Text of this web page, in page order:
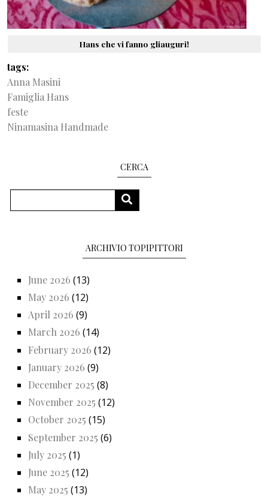
Hans che vi fanno gliauguri!
tags
Anna Masini
Famiglia Hans
feste
Ninamasina Handmade
CERCA
SEARCH
ARCHIVIO TOPIPITTORI
June 2026 (13)
May 2026 (12)
April 2026 (9)
March 2026 (14)
February 2026 (12)
January 2026 (9)
December 2025 (8)
November 2025 (12)
October 2025 (15)
September 2025 (6)
July 2025 (1)
June 2025 (12)
May 2025 (13)